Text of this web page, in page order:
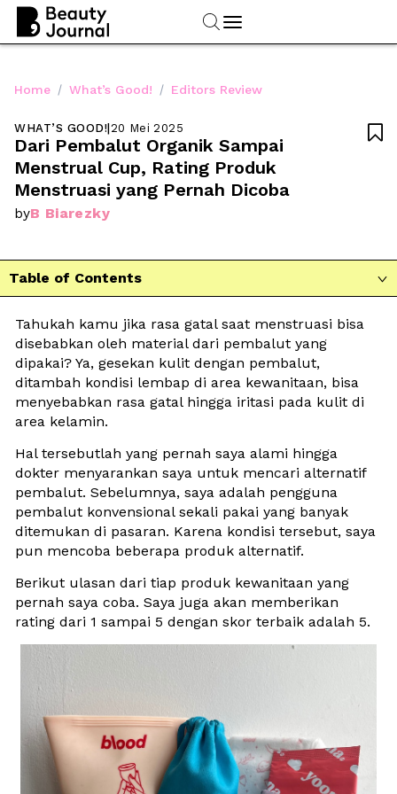
Home / What’s Good! / Editors Review
WHAT’S GOOD!|20 Mei 2025
Dari Pembalut Organik Sampai
Menstrual Cup, Rating Produk
Menstruasi yang Pernah Dicoba
byB Biarezky

Table of Contents 
Tahukah kamu jika rasa gatal saat menstruasi bisa
disebabkan oleh material dari pembalut yang
dipakai? Ya, gesekan kulit dengan pembalut,
ditambah kondisi lembap di area kewanitaan, bisa
menyebabkan rasa gatal hingga iritasi pada kulit di
area kelamin.
Hal tersebutlah yang pernah saya alami hingga
dokter menyarankan saya untuk mencari alternatif
pembalut. Sebelumnya, saya adalah pengguna
pembalut konvensional sekali pakai yang banyak
ditemukan di pasaran. Karena kondisi tersebut, saya
pun mencoba beberapa produk alternatif.
Berikut ulasan dari tiap produk kewanitaan yang
pernah saya coba. Saya juga akan memberikan
rating dari 1 sampai 5 dengan skor terbaik adalah 5.